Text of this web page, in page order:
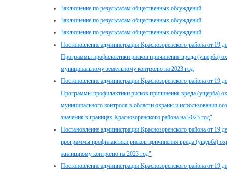
Заключение по результатам общественных обсуждений
Заключение по результатам общественных обсуждений
Заключение по результатам общественных обсуждений
Постановление администрации Краснозоренского района от
Программы профилактики рисков причинения вреда (ущерба)
муниципальному земельному контролю на 2023 год
Постановление администрации Краснозоренского района от
Программы профилактики рисков причинения вреда (ущерба)
муниципального контроля в области охраны и использования
значения в границах Краснозоренского района на 2023 год"
Постановление администрации Краснозоренского района от
программы профилактики рисков причинения вреда (ущерба)
жилищному контролю на 2023 год"
Постановление администрации Краснозоренского района от